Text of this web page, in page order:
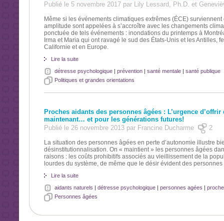
Publié le 5 novembre 2017 par Lily Lessard, Ph.D. et
Même si les événements climatiques extrêmes (ÉCE)
amplitude sont appelées à s’accroître avec les changements
ponctuée de tels événements : inondations du printemps à
Irma et Maria qui ont ravagé le sud des États-Unis et les Antilles,
Californie et en Europe.
Lire la suite
détresse psychologique| prévention| santé mentale| santé publique
Politiques et grandes orientations
Proches aidants des personnes âgées : L’urgence
maintenant… et pour les générations futures!
Publié le 26 novembre 2013 par Francine Ducharme
2
La situation des personnes âgées en perte d’autonomie illustre
désinstitutionnalisation. On « maintient » les personnes âgées
raisons : les coûts prohibitifs associés au vieillissement de la
lourdes du système, de même que le désir évident des
Lire la suite
aidants naturels | détresse psychologique| personnes agées |
Personnes âgées